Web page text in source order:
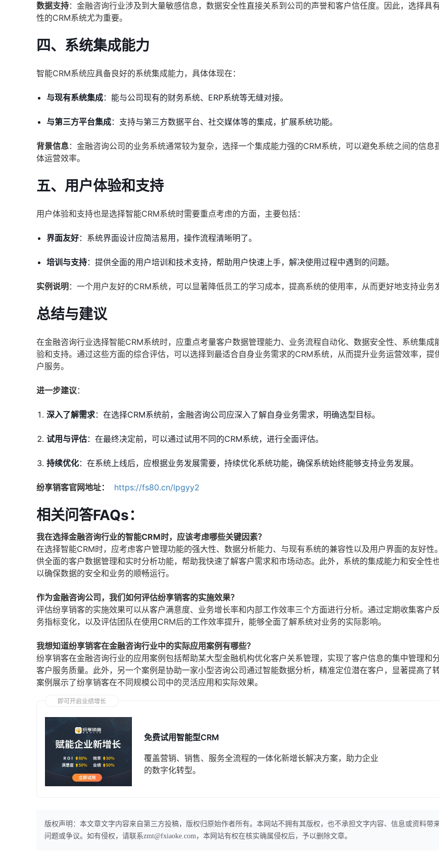
数据支持：金融咨询行业涉及到大量敏感信息，数据安全性直接关系到公司的声誉和客户信任度。因此，选择具
性的CRM系统尤为重要。
四、系统集成能力
智能CRM系统应具备良好的系统集成能力，具体体现在：
与现有系统集成：能与公司现有的财务系统、ERP系统等无缝对接。
与第三方平台集成：支持与第三方数据平台、社交媒体等的集成，扩展系统功能。
背景信息：金融咨询公司的业务系统通常较为复杂，选择一个集成能力强的CRM系统，可以避免系统之间的信息
体运营效率。
五、用户体验和支持
用户体验和支持也是选择智能CRM系统时需要重点考虑的方面，主要包括：
界面友好：系统界面设计应简洁易用，操作流程清晰明了。
培训与支持：提供全面的用户培训和技术支持，帮助用户快速上手，解决使用过程中遇到的问题。
实例说明 ：一个用户友好的CRM系统，可以显著降低员工的学习成本，提高系统的使用率，从而更好地支持业务
总结与建议
在金融咨询行业选择智能CRM系统时，应重点考量客户数据管理能力、业务流程自动化、数据安全性、系统集成
验和支持。通过这些方面的综合评估，可以选择到最适合自身业务需求的CRM系统，从而提升业务运营效率，提
户服务。
进一步建议：
深入了解需求：在选择CRM系统前，金融咨询公司应深入了解自身业务需求，明确选型目标。
试用与评估：在最终决定前，可以通过试用不同的CRM系统，进行全面评估。
持续优化：在系统上线后，应根据业务发展需要，持续优化系统功能，确保系统始终能够支持业务发展。
纷享销客官网地址： https://fs80.cn/lpgyy2
相关问答FAQs：
我在选择金融咨询行业的智能CRM时，应该考虑哪些关键因素？
在选择智能CRM时，应考虑客户管理功能的强大性、数据分析能力、与现有系统的兼容性以及用户界面的友好性
供全面的客户数据管理和实时分析功能，帮助我快速了解客户需求和市场动态。此外，系统的集成能力和安全性也
以确保数据的安全和业务的顺畅运行。
作为金融咨询公司，我们如何评估纷享销客的实施效果？
评估纷享销客的实施效果可以从客户满意度、业务增长率和内部工作效率三个方面进行分析。通过定期收集客户
务指标变化，以及评估团队在使用CRM后的工作效率提升，能够全面了解系统对业务的实际影响。
我想知道纷享销客在金融咨询行业中的实际应用案例有哪些？
纷享销客在金融咨询行业的应用案例包括帮助某大型金融机构优化客户关系管理，实现了客户信息的集中管理和
客户服务质量。此外，另一个案例是协助一家小型咨询公司通过智能数据分析，精准定位潜在客户，显著提高了
案例展示了纷享销客在不同规模公司中的灵活应用和实际效果。
即可开启业绩增长
免费试用智能型CRM
覆盖营销、销售、服务全流程的一体化新增长解决方案，助力企业
的数字化转型。
版权声明：本文章文字内容来自第三方投稿，版权归原始作者所有。本网站不拥有其版权，也不承担文字内容、信息或资料带
问题或争议。如有侵权，请联系zmt@fxiaoke.com，本网站有权在核实确属侵权后，予以删除文章。